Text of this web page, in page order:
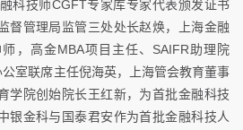
科技师CGFT专家库专家代表颁发证书
督管理局监管三处处长赵焕，上海金融
，高金MBA项目主任、SAIFR助理院
室联席主任倪海英，上海管会教育董事
学院创始院长王红新，为首批金融科技
银金科与国泰君安作为首批金融科技人